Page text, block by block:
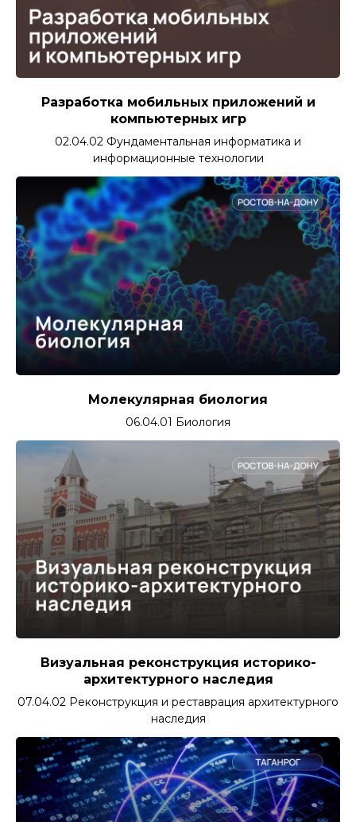
Разработка мобильных приложений и
компьютерных игр
02.04.02 Фундаментальная информатика и
информационные технологии
Молекулярная биология
06.04.01 Биология
Визуальная реконструкция историко-
архитектурного наследия
07.04.02 Реконструкция и реставрация архитектурного
наследия